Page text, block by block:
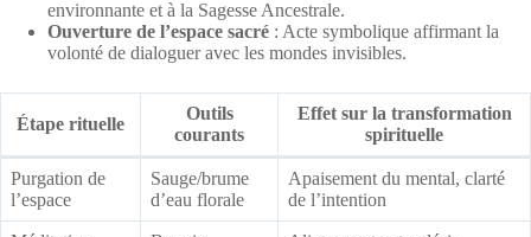
environnante et à la Sagesse Ancestrale.
Ouverture de l’espace sacré : Acte symbolique affirmant la
volonté de dialoguer avec les mondes invisibles.
Étape rituelle
Outils
courants
Effet sur la transformation
spirituelle
Purgation de
l’espace
Sauge/brume
d’eau florale
Apaisement du mental, clarté
de l’intention